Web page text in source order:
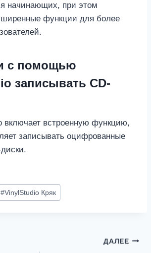
начинающих, при этом
функции для более
с помощью
записывать CD-
включает встроенную функцию,
записывать оцифрованные
#VinylStudio Кряк
ДАЛЕЕ